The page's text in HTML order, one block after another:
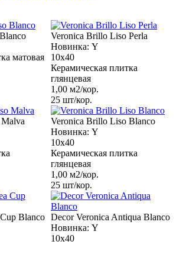
матовая
Veroniсa Brillo Liso Perla
Новинка: Y
10x40
Керамическая плитка
глянцевая
1,00 м2/кор.
25 шт/кор.
Veroniсa Brillo Liso Blanco
Новинка: Y
10x40
Керамическая плитка
глянцевая
1,00 м2/кор.
25 шт/кор.
Blanco Decor Veroniсa Antiqua Blanco
Новинка: Y
10x40